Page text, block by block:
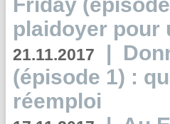
plaidoyer pour
21.11.2017 |
(épisode 1) :
réemploi